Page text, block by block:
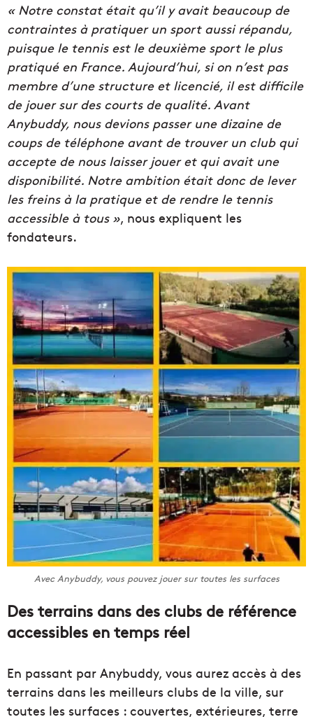
« Notre constat était qu’il y avait beaucoup de
contraintes à pratiquer un sport aussi répandu,
puisque le tennis est le deuxième sport le plus
pratiqué en France. Aujourd’hui, si on n’est pas
membre d’une structure et licencié, il est difficile
de jouer sur des courts de qualité. Avant
Anybuddy, nous devions passer une dizaine de
coups de téléphone avant de trouver un club qui
accepte de nous laisser jouer et qui avait une
disponibilité. Notre ambition était donc de lever
les freins à la pratique et de rendre le tennis
accessible à tous », nous expliquent les
fondateurs.
Avec Anybuddy, vous pouvez jouer sur toutes les surfaces
Des terrains dans des clubs de référence
accessibles en temps réel
En passant par Anybuddy, vous aurez accès à des
terrains dans les meilleurs clubs de la ville, sur
toutes les surfaces : couvertes, extérieures, terre